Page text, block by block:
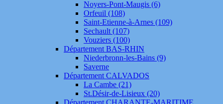
Noyers-Pont-Maugis (6)
Orfeuil (108)
Saint-Etienne-à-Arnes (109)
Sechault (107)
Vouziers (100)
Département BAS-RHIN
Niederbronn-les-Bains (9)
Saverne
Département CALVADOS
La Cambe (21)
St.Désir-de-Lisieux (20)
Département CHARANTE-MARITIME